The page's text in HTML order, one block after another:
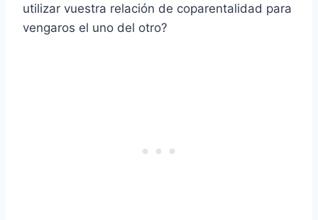
utilizar vuestra relación de coparentalidad para
vengaros el uno del otro?